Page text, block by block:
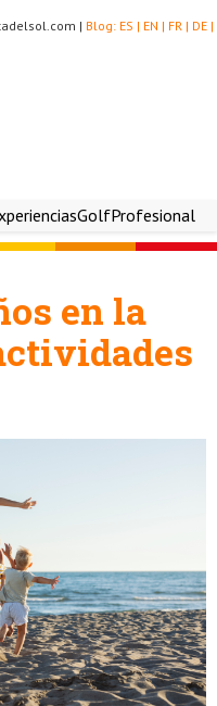
DE |
FR |
EN |
ES |
Blog:
|
GolfProfesional
en la